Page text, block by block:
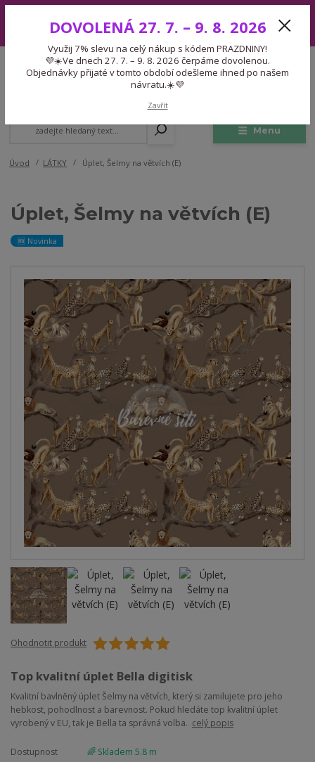
7. – 9. 8. 2026 čerpáme dovolenou. Objednávky přijaté v tomto období
odešleme ihned po našem návratu.☀️💜
Menu
CZK
Expedice 775 866 913
Po-Čt 9-15:30 Pá 9-14:30 Pauza 13-13:45
Úvod LÁTKY Úplet, Šelmy na větvích (E)
Úplet, Šelmy na větvích (E)
🆕 Novinka
Ohodnotit produkt
Top kvalitní úplet Bella digitisk
Kvalitní bavlněný úplet Šelmy na větvích, který si zamilujete pro jeho
hebkost, pohodlnost a barevnost. Pokud hledáte top kvalitní úplet
vyrobený v EU, tak je Bella ta správná volba. celý popis
Dostupnost 🌈 Skladem 5.8 m
DOVOLENÁ 27. 7. – 9. 8. 2026
Využij 7% slevu na celý nákup s kódem PRAZDNINY!
💜☀️Ve dnech 27. 7. – 9. 8. 2026 čerpáme dovolenou.
Objednávky přijaté v tomto období odešleme ihned po našem
návratu.☀️💜
Zavřít